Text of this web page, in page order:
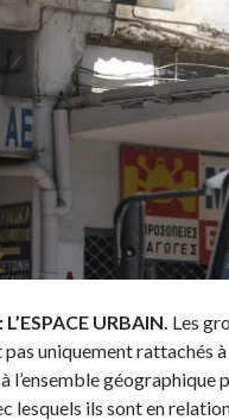
URBAIN. Les
pas uniquement rattachés
l’ensemble géographique
lesquels ils sont en